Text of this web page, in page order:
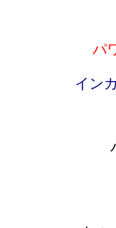
パ
イン